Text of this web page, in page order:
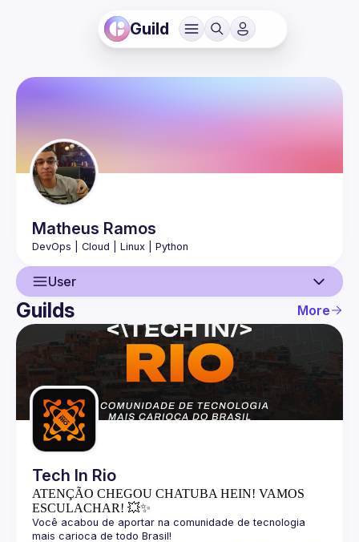
Guild
Matheus Ramos
User
User
Events
Guilds
Guilds More
Tech In Rio
ATENÇÃO CHEGOU CHATUBA HEIN! VAMOS
ESCULACHAR! 💥✨
Você acabou de aportar na comunidade de tecnologia